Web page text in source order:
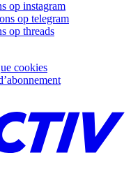
op instagram
op telegram
op threads
cookies